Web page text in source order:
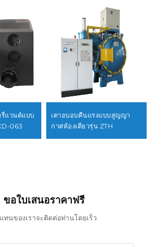
แวนด์แบบ
063
เตาอบอบคืนแรงแบบสูญญา
กาศห้องเดียวรุ่น ZTH
ขอใบเสนอราคาฟรี
ทนของเราจะติดต่อท่านโดยเร็ว